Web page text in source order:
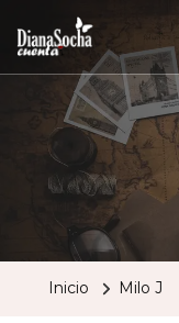
Inicio Milo J